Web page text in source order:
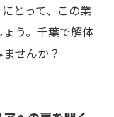
とって、この業
う。千葉で解体
せんか？